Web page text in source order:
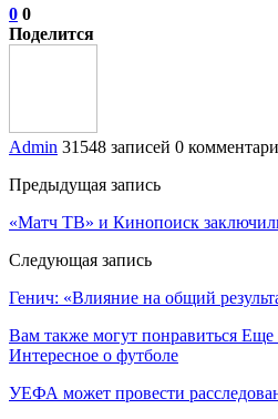
0 0
Поделится
Admin 31548 записей 0
Предыдущая запись
«Матч ТВ» и Кинопоиск
Следующая запись
Генич: «Влияние на общий
Вам также могут понравиться Еще
Интересное о футболе
УЕФА может провести